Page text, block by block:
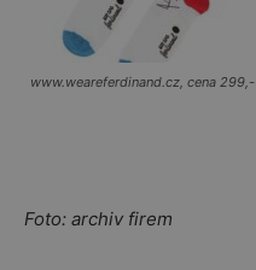
www.weareferdinand.cz, cena 299,-
Foto: archiv firem